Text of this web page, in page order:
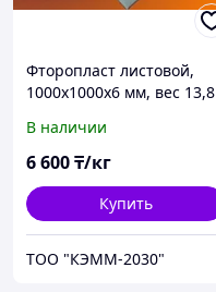
Фторопласт листовой,
1000х1000х6 мм, вес 13,8
В наличии
6 600₸/кг
Купить
ТОО "КЭММ-2030"